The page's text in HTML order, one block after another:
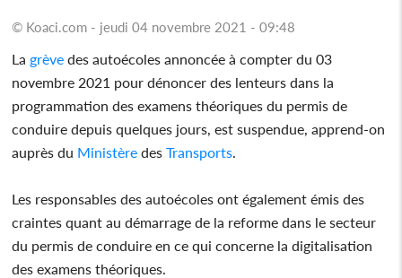
© Koaci.com - jeudi 04 novembre 2021 - 09:48
La grève des autoécoles annoncée à compter du 03
novembre 2021 pour dénoncer des lenteurs dans la
programmation des examens théoriques du permis de
conduire depuis quelques jours, est suspendue, apprend-on
auprès du Ministère desTransports
Les responsables des autoécoles ont également émis des
craintes quant au démarrage de la reforme dans le secteur
du permis de conduire en ce qui concerne la digitalisation
des examens théoriques.